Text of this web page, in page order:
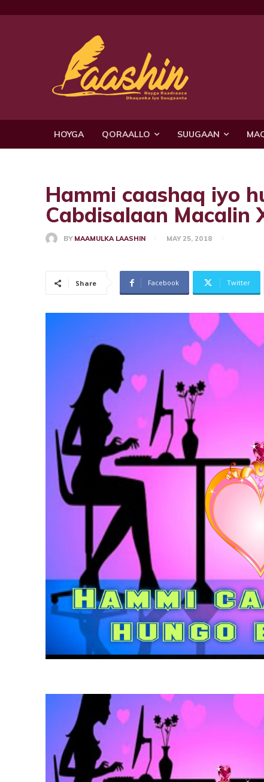
HOYGA QORAALLO SUUGAAN
Hammi caashaq iyo
Cabdisalaan Macalin
BY MAAMULKA LAASHIN MAY 25, 2018
Share Facebook Twitter